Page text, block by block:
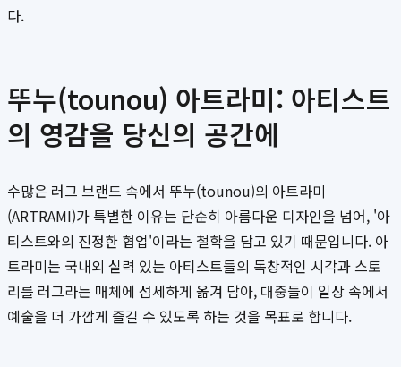
다.
뚜누(tounou) 아트라미: 아티스트
의 영감을 당신의 공간에
수많은 러그 브랜드 속에서 뚜누(tounou)의 아트라미
(ARTRAMI)가 특별한 이유는 단순히 아름다운 디자인을 넘어, '아
티스트와의 진정한 협업'이라는 철학을 담고 있기 때문입니다. 아
트라미는 국내외 실력 있는 아티스트들의 독창적인 시각과 스토
리를 러그라는 매체에 섬세하게 옮겨 담아, 대중들이 일상 속에서
예술을 더 가깝게 즐길 수 있도록 하는 것을 목표로 합니다.